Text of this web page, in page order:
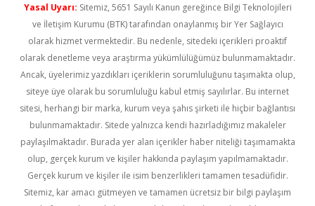
Yasal Uyarı: Sitemiz, 5651 Sayılı Kanun gereğince Bilgi Teknolojileri
ve İletişim Kurumu (BTK) tarafından onaylanmış bir Yer Sağlayıcı
olarak hizmet vermektedir. Bu nedenle, sitedeki içerikleri proaktif
olarak denetleme veya araştırma yükümlülüğümüz bulunmamaktadır.
Ancak, üyelerimiz yazdıkları içeriklerin sorumluluğunu taşımakta olup,
siteye üye olarak bu sorumluluğu kabul etmiş sayılırlar. Bu internet
sitesi, herhangi bir marka, kurum veya şahıs şirketi ile hiçbir bağlantısı
bulunmamaktadır. Sitede yalnızca kendi hazırladığımız makaleler
paylaşılmaktadır. Burada yer alan içerikler haber niteliği taşımamakta
olup, gerçek kurum ve kişiler hakkında paylaşım yapılmamaktadır.
Gerçek kurum ve kişiler ile isim benzerlikleri tamamen tesadüfidir.
Sitemiz, kar amacı gütmeyen ve tamamen ücretsiz bir bilgi paylaşım